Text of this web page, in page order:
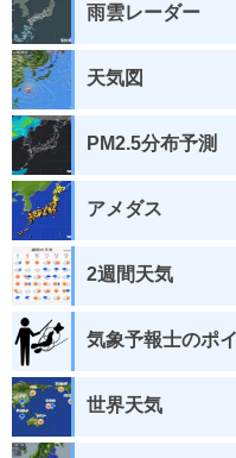
雨雲レーダー
天気図
PM2.5分布予測
アメダス
2週間天気
気象予報士のポ
世界天気